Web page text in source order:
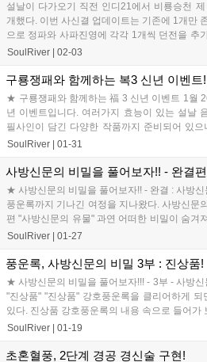
설날이 다가오기 직전 인디21에서 비룡승천
개했다. 이번 사신결 업데이트는 기존에 1개만
으로 정파와 사파진영에 각각 1개씩 던전을 추
던 ...
SoulRiver 02-03
구룡쟁패와 함께하는 복3 신년 이벤트!
★ 구룡쟁패와 함께하는 福 3 신년 이벤트 1월
년 이벤트입니다. 여러가지 효능이 있는 설날
필사인이 담긴 다양한 작품까지 준비되어 있
구룡쟁패...
SoulRiver 01-31
사방신문의 비밀을 풀어보자!! - 완결편
★ 사방신문의 비밀을 풀어보자!! - 완결 : 사방
풍운록까지 기나긴 여정을 지나왔다. 사방신문
편 "사방신문의 유물" 과연 어떠한 비밀이 숨겨
서 알아보도록 하자. ...
SoulRiver 01-27
풍운록, 사방신문의 비밀 3부 : 진상품!
★ 사방신문의 비밀을 풀어보자!!! - 3부 - 사방
"진상품" "진상품" 강호풍운록을 클리어하게
있다. 진상품 강호풍운록의 내용 속으로 들어가
SoulRiver
01-19
초혼혈풍, 2단계 경공 경신술 구현!